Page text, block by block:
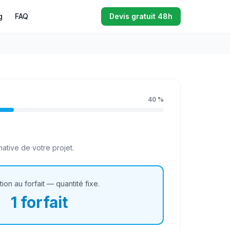
FAQ Devis gratuit 48h
40 %
de votre projet.
au forfait — quantité fixe.
1 forfait